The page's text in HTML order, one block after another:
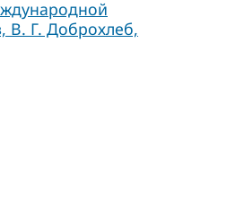
В. Г. Доброхлеб,